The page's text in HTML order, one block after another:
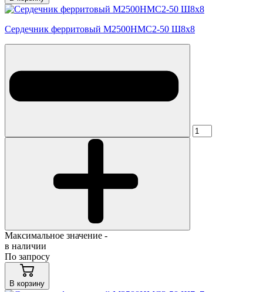
Сердечник ферритовый М2500НМС2-50 Ш8х8
Максимальное значение -
в наличии
По запросу
В корзину